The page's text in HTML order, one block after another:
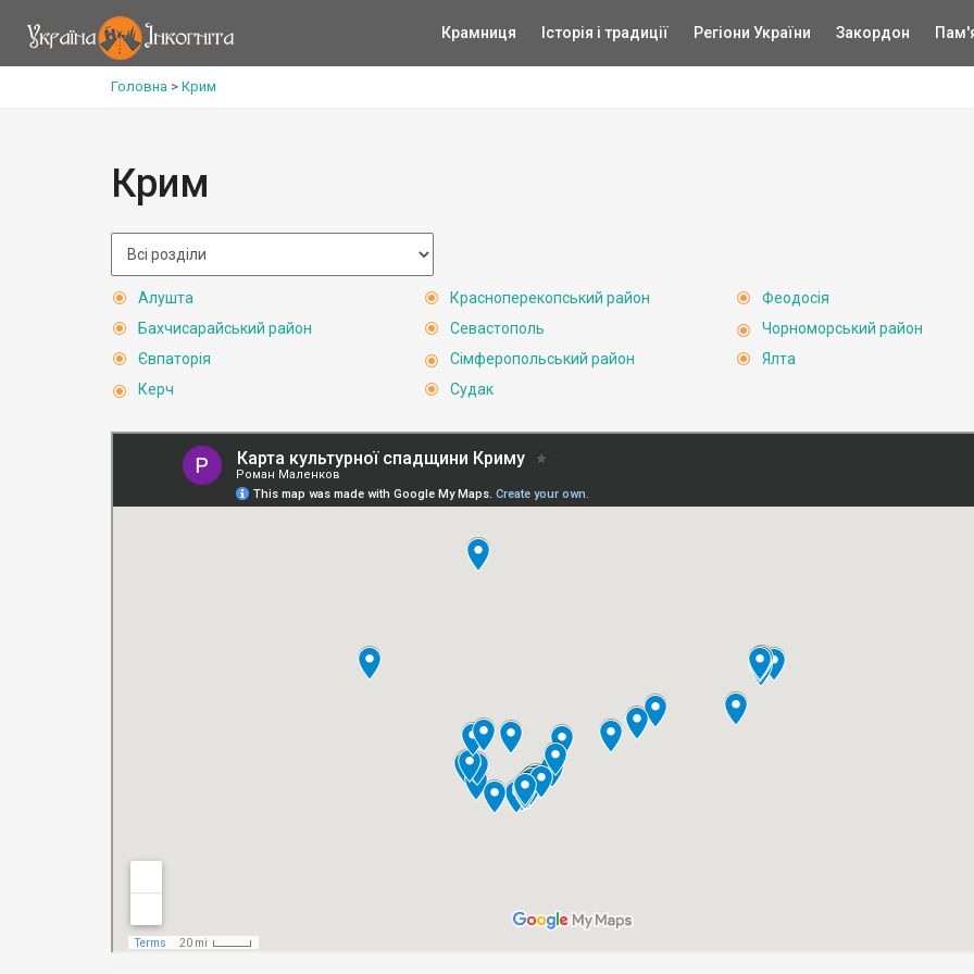
Крамниця Історія і традиції Регіони України Закордон
Головна > Крим
Крим
Алушта
Бахчисарайський район
Євпаторія
Керч
Красноперекопський район
Севастополь
Сімферопольський район
Судак
Феодосія
Чорноморський район
Ялта